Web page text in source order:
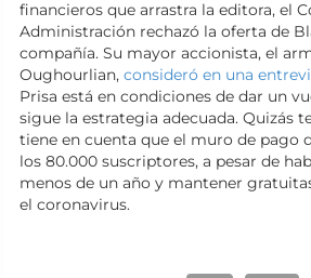
financieros que arrastra la editora, el
Administración rechazó la oferta de
compañía. Su mayor accionista, el
Oughourlian, consideró en una
Prisa está en condiciones de dar un
sigue la estrategia adecuada. Quizás
tiene en cuenta que el muro de pago
los 80.000 suscriptores, a pesar de
menos de un año y mantener
el coronavirus.